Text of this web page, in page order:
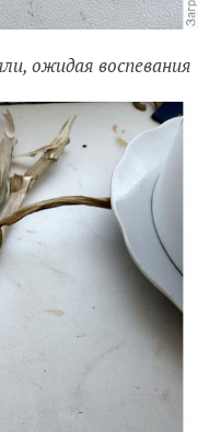
ожидая воспевания